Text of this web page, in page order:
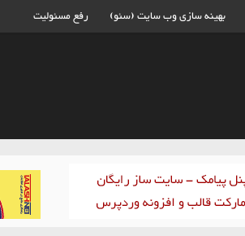
بهینه سازی وب سایت (سئو) رفع مسئولیت